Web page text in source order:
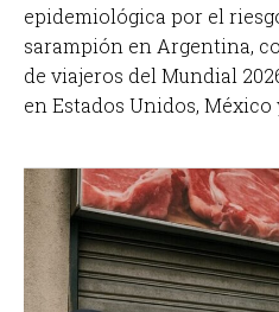
epidemiológica por el
sarampión en Argentina,
de viajeros del Mundial
en Estados Unidos, México